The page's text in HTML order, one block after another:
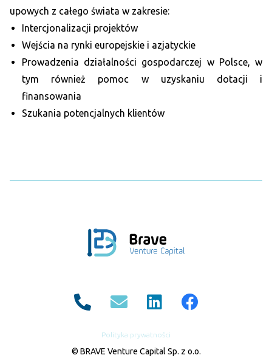
upowych z całego świata w zakresie:
Intercjonalizacji projektów
Wejścia na rynki europejskie i azjatyckie
Prowadzenia działalności gospodarczej w Polsce, w
tym również pomoc w uzyskaniu dotacji i
finansowania
Szukania potencjalnych klientów
Polityka prywatności
© BRAVE Venture Capital Sp. z o.o.